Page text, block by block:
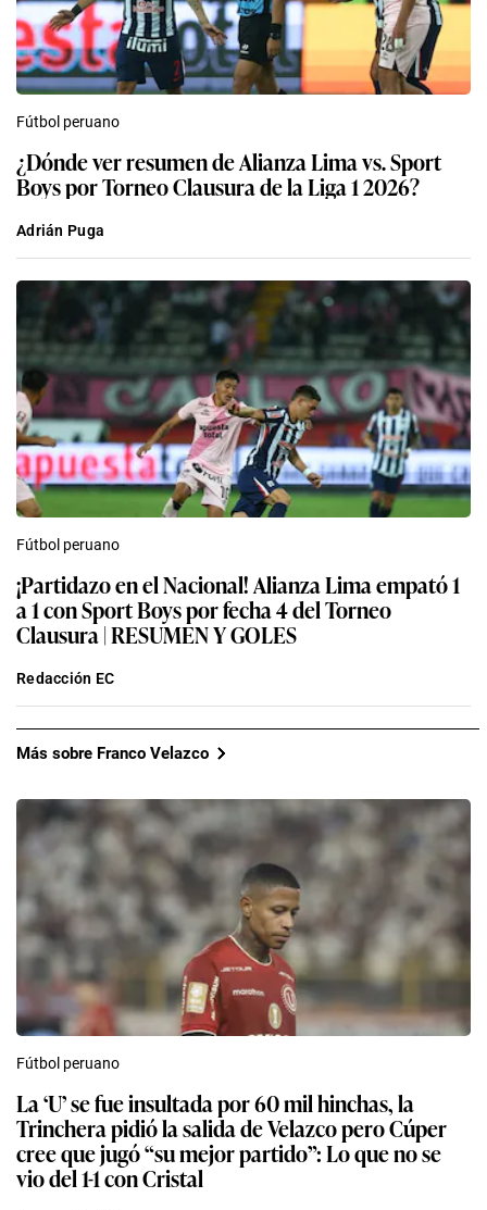
Fútbol peruano
¿Dónde ver resumen de Alianza Lima vs. Sport
Boys por Torneo Clausura de la Liga 1 2026?
Adrián Puga
Fútbol peruano
¡Partidazo en el Nacional! Alianza Lima empató 1
a 1 con Sport Boys por fecha 4 del Torneo
Clausura | RESUMEN Y GOLES
Redacción EC
Más sobre Franco Velazco
Fútbol peruano
La ‘U’ se fue insultada por 60 mil hinchas, la
Trinchera pidió la salida de Velazco pero Cúper
cree que jugó “su mejor partido”: Lo que no se
vio del 1-1 con Cristal